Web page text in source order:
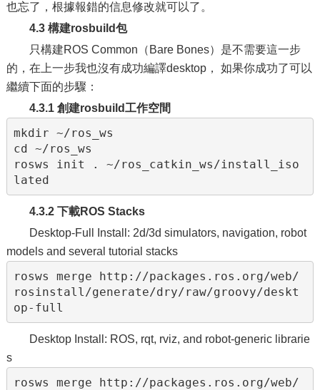
也忘了，根據報錯的信息修改就可以了。
4.3 構建rosbuild包
只構建ROS Common（Bare Bones）是不需要這一步
的，在上一步我也沒有成功編譯desktop， 如果你成功了可以
繼續下面的步驟：
4.3.1 創建rosbuild工作空間
mkdir ~/ros_ws
cd ~/ros_ws
rosws init . ~/ros_catkin_ws/install_iso
4.3.2 下載ROS Stacks
Desktop-Full Install: 2d/3d simulators, navigation, robot
models and several tutorial stacks
rosws merge http://packages.ros.org/web/
rosinstall/generate/dry/raw/groovy/deskt
Desktop Install: ROS, rqt, rviz, and robot-generic librarie
s
rosws merge http://packages.ros.org/web/